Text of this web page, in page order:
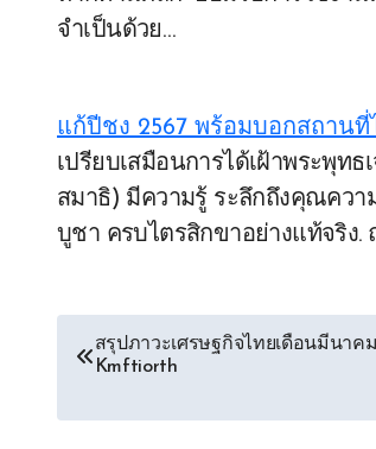
จำเป็นด้วย…
แก้ปีชง 2567 พร้อมบอกสถาน
เปรียบเสมือนการได้เฝ้าพระพุทธเจ้า เพราะขณะนั้นผู้สวดมี กาย วาจา ปกติ (มีศีล) มีใจแน่วแน่ (มี
สมาธิ) มีความรู้ ระลึกถึงคุณควา
บูชา ครบไตรสิกขาอย่างแท้จริง
navigation
สรุปภาวะเศรษฐกิจไทยเดือนมีนาค
Kmftiorth